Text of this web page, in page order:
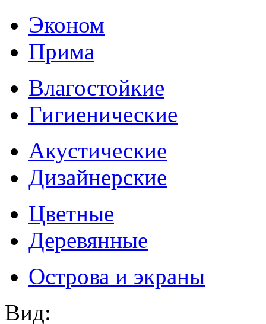
Эконом
Прима
Влагостойкие
Гигиенические
Акустические
Дизайнерские
Цветные
Деревянные
Острова и экраны
Вид: